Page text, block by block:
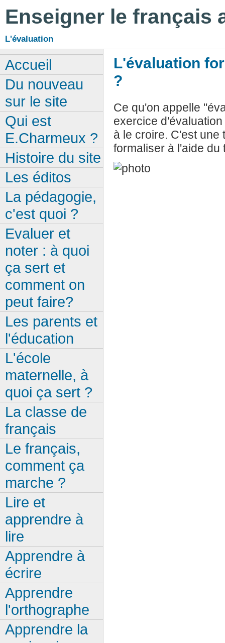
Enseigner le français
L'évaluation
L'évaluation
?
Ce qu'on appelle
exercice
à le croire. C'est une
formaliser à l'aide du
Accueil
Du nouveau
sur le site
Qui est
E.Charmeux ?
Histoire du site
Les éditos
La pédagogie,
c'est quoi ?
Evaluer et
noter : à quoi
ça sert et
comment on
peut faire?
Les parents et
l'éducation
L'école
maternelle, à
quoi ça sert ?
La classe de
français
Le français,
comment ça
marche ?
Lire et
apprendre à
lire
Apprendre à
écrire
Apprendre
l'orthographe
Apprendre la